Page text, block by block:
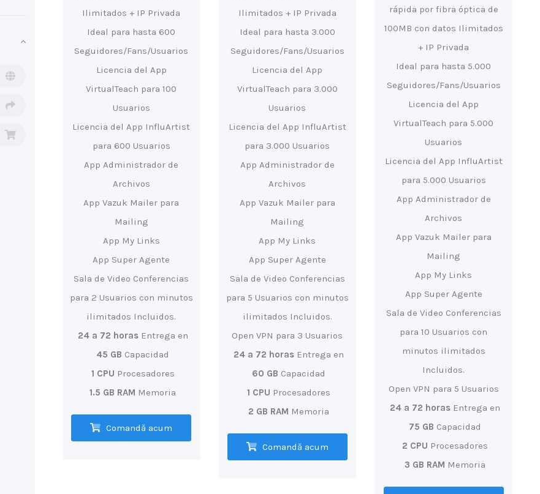
Ilimitados + IP Privada
Ideal para hasta 600
Seguidores/Fans/Usuarios
Licencia del App
VirtualTeach para 100
Usuarios
Licencia del App InfluArtist
para 600 Usuarios
App Administrador de
Archivos
App Vazuk Mailer para
Mailing
App My Links
App Super Agente
Sala de Video Conferencias
para 2 Usuarios con minutos
ilimitados Incluidos.
24 a 72 horasEntrega en
45 GB Capacidad
1 CPU Procesadores
1.5 GB RAM Memoria
Comandă acum
Ilimitados + IP Privada
Ideal para hasta 3.000
Seguidores/Fans/Usuarios
Licencia del App
VirtualTeach para 3.000
Usuarios
Licencia del App InfluArtist
para 3.000 Usuarios
App Administrador de
Archivos
App Vazuk Mailer para
Mailing
App My Links
App Super Agente
Sala de Video Conferencias
para 5 Usuarios con minutos
ilimitados Incluidos.
Open VPN para 3 Usuarios
24 a 72 horas Entrega en
60 GB Capacidad
1 CPU Procesadores
2 GB RAM Memoria
Comandă acum
rápida por fibra óptica de
100MB con datos Ilimitados
+ IP Privada
Ideal para hasta 5.000
Seguidores/Fans/Usuarios
Licencia del App
VirtualTeach para 5.000
Usuarios
Licencia del App InfluArtist
para 5.000 Usuarios
App Administrador de
Archivos
App Vazuk Mailer para
Mailing
App My Links
App Super Agente
Sala de Video Conferencias
para 10 Usuarios con
minutos ilimitados
Incluidos.
Open VPN para 5 Usuarios
24 a 72 horas Entrega en
75 GB Capacidad
2 CPU Procesadores
3 GB RAM Memoria